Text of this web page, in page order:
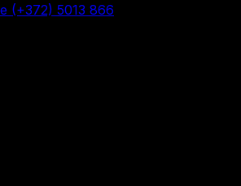
(+372) 5013 866